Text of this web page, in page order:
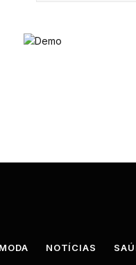
MODA NOTÍCIAS